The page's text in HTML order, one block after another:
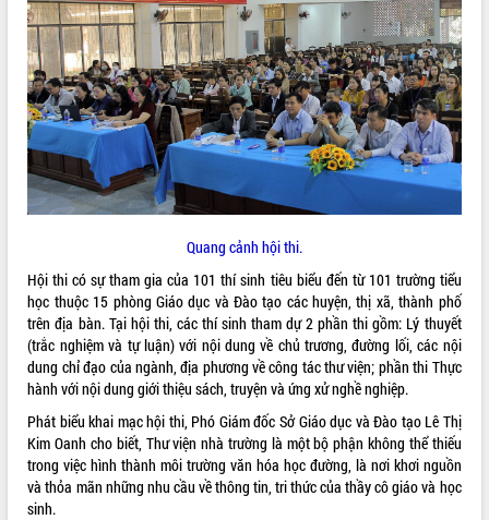
HỆ THỐNG VĂN BẢN
VĂN BẢN HĐND TỈNH
ĐIỂM TIN VĂN BẢN
QUY HOẠCH - KẾ HOẠCH
Quang cảnh hội thi.
Hội thi có sự tham gia của 101 thí sinh tiêu biểu đến từ 101 trường tiểu
học thuộc 15 phòng Giáo dục và Đào tạo các huyện, thị xã, thành phố
trên địa bàn. Tại hội thi, các thí sinh tham dự 2 phần thi gồm: Lý thuyết
(trắc nghiệm và tự luận) với nội dung về chủ trương, đường lối, các nội
dung chỉ đạo của ngành, địa phương về công tác thư viện; phần thi Thực
hành với nội dung giới thiệu sách, truyện và ứng xử nghề nghiệp.
Phát biểu khai mạc hội thi, Phó Giám đốc Sở Giáo dục và Đào tạo Lê Thị
Kim Oanh cho biết, Thư viện nhà trường là một bộ phận không thể thiếu
trong việc hình thành môi trường văn hóa học đường, là nơi khơi nguồn
và thỏa mãn những nhu cầu về thông tin, tri thức của thầy cô giáo và học
sinh.